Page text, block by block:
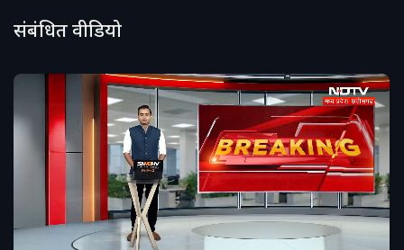
#republicdaycelebration #proudtobeindian
संबंधित वीडियो